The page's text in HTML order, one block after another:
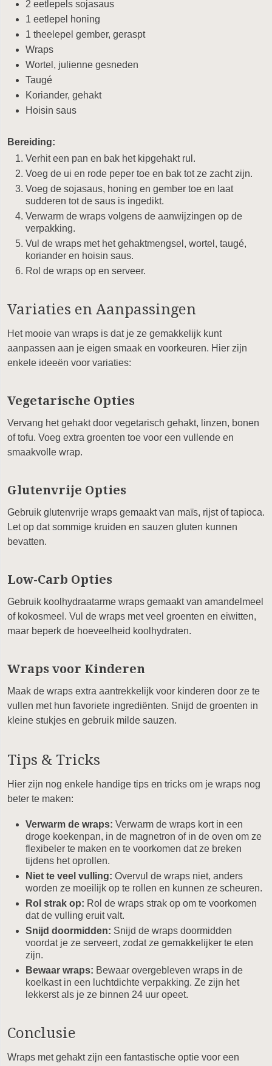
2 eetlepels sojasaus
1 eetlepel honing
1 theelepel gember, geraspt
Wraps
Wortel, julienne gesneden
Taugé
Koriander, gehakt
Hoisin saus
Bereiding:
Verhit een pan en bak het kipgehakt rul.
Voeg de ui en rode peper toe en bak tot ze zacht zijn.
Voeg de sojasaus, honing en gember toe en laat
sudderen tot de saus is ingedikt.
Verwarm de wraps volgens de aanwijzingen op de
verpakking.
Vul de wraps met het gehaktmengsel, wortel, taugé,
koriander en hoisin saus.
Rol de wraps op en serveer.
Variaties en Aanpassingen
Het mooie van wraps is dat je ze gemakkelijk kunt
aanpassen aan je eigen smaak en voorkeuren. Hier zijn
enkele ideeën voor variaties:
Vegetarische Opties
Vervang het gehakt door vegetarisch gehakt, linzen, bonen
of tofu. Voeg extra groenten toe voor een vullende en
smaakvolle wrap.
Glutenvrije Opties
Gebruik glutenvrije wraps gemaakt van maïs, rijst of tapioca.
Let op dat sommige kruiden en sauzen gluten kunnen
bevatten.
Low-Carb Opties
Gebruik koolhydraatarme wraps gemaakt van amandelmeel
of kokosmeel. Vul de wraps met veel groenten en eiwitten,
maar beperk de hoeveelheid koolhydraten.
Wraps voor Kinderen
Maak de wraps extra aantrekkelijk voor kinderen door ze te
vullen met hun favoriete ingrediënten. Snijd de groenten in
kleine stukjes en gebruik milde sauzen.
Tips & Tricks
Hier zijn nog enkele handige tips en tricks om je wraps nog
beter te maken:
Verwarm de wraps: Verwarm de wraps kort in een
droge koekenpan, in de magnetron of in de oven om ze
flexibeler te maken en te voorkomen dat ze breken
tijdens het oprollen.
Niet te veel vulling: Overvul de wraps niet, anders
worden ze moeilijk op te rollen en kunnen ze scheuren.
Rol strak op: Rol de wraps strak op om te voorkomen
dat de vulling eruit valt.
Snijd doormidden: Snijd de wraps doormidden
voordat je ze serveert, zodat ze gemakkelijker te eten
zijn.
Bewaar wraps: Bewaar overgebleven wraps in de
koelkast in een luchtdichte verpakking. Ze zijn het
lekkerst als je ze binnen 24 uur opeet.
Conclusie
Wraps met gehakt zijn een fantastische optie voor een